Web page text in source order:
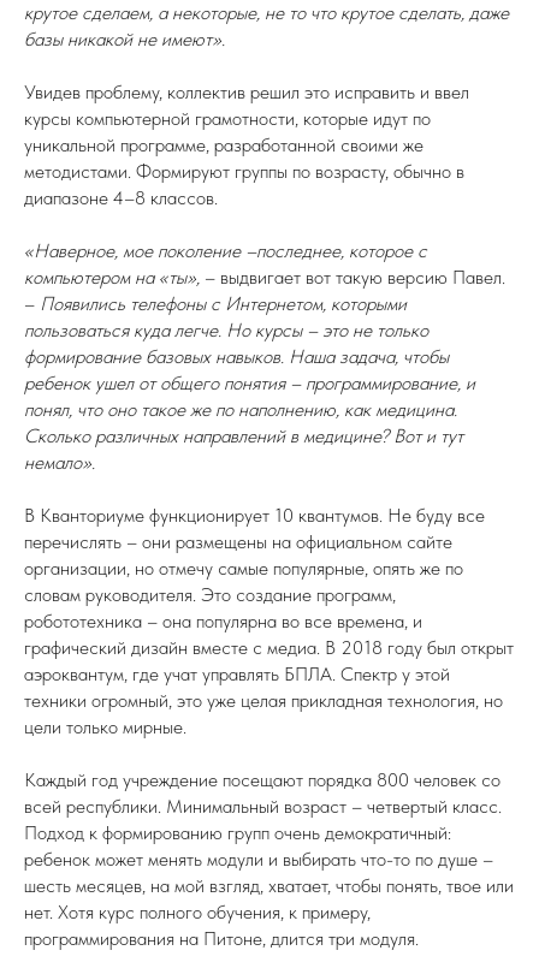
крутое сделаем, а некоторые, не то что крутое сделать, даже
базы никакой не имеют».
Увидев проблему, коллектив решил это исправить и ввел
курсы компьютерной грамотности, которые идут по
уникальной программе, разработанной своими же
методистами. Формируют группы по возрасту, обычно в
диапазоне 4–8 классов.
«Наверное, мое поколение –последнее, которое с
компьютером на «ты», – выдвигает вот такую версию Павел.
– Появились телефоны с Интернетом, которыми
пользоваться куда легче. Но курсы – это не только
формирование базовых навыков. Наша задача, чтобы
ребенок ушел от общего понятия – программирование, и
понял, что оно такое же по наполнению, как медицина.
Сколько различных направлений в медицине? Вот и тут
немало».
В Кванториуме функционирует 10 квантумов. Не буду все
перечислять – они размещены на официальном сайте
организации, но отмечу самые популярные, опять же по
словам руководителя. Это создание программ,
робототехника – она популярна во все времена, и
графический дизайн вместе с медиа. В 2018 году был открыт
аэроквантум, где учат управлять БПЛА. Спектр у этой
техники огромный, это уже целая прикладная технология, но
цели только мирные.
Каждый год учреждение посещают порядка 800 человек со
всей республики. Минимальный возраст – четвертый класс.
Подход к формированию групп очень демократичный:
ребенок может менять модули и выбирать что-то по душе –
шесть месяцев, на мой взгляд, хватает, чтобы понять, твое или
нет. Хотя курс полного обучения, к примеру,
программирования на Питоне, длится три модуля.